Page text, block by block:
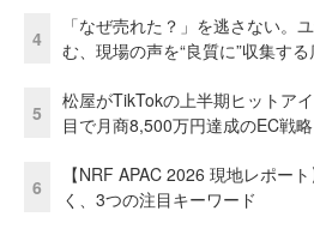
4
「なぜ売れた？」を逃さない。
む、現場の声を“良質に”収集す
5
松屋がTikTokの上半期ヒットア
目で月商8,500万円達成のEC戦略
6
【NRF APAC 2026 現地レポー
く、3つの注目キーワード